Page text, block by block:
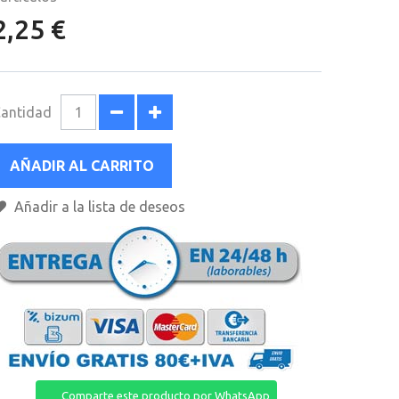
€
AÑADIR AL CARRITO
Añadir a la lista de deseos
Comparte este producto por WhatsApp